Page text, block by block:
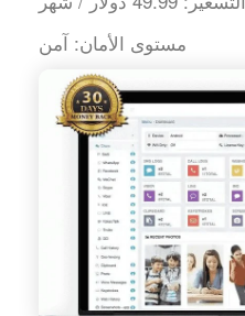
مستوى الأمان: آمن